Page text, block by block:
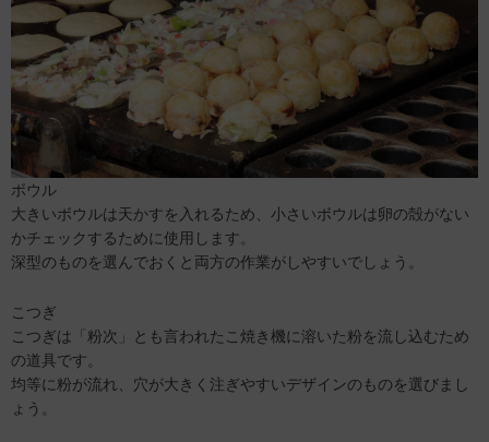
ボウル
大きいボウルは天かすを入れるため、小さいボウルは卵の殻がない
かチェックするために使用します。
深型のものを選んでおくと両方の作業がしやすいでしょう。
こつぎ
こつぎは「粉次」とも言われたこ焼き機に溶いた粉を流し込むため
の道具です。
均等に粉が流れ、穴が大きく注ぎやすいデザインのものを選びまし
ょう。